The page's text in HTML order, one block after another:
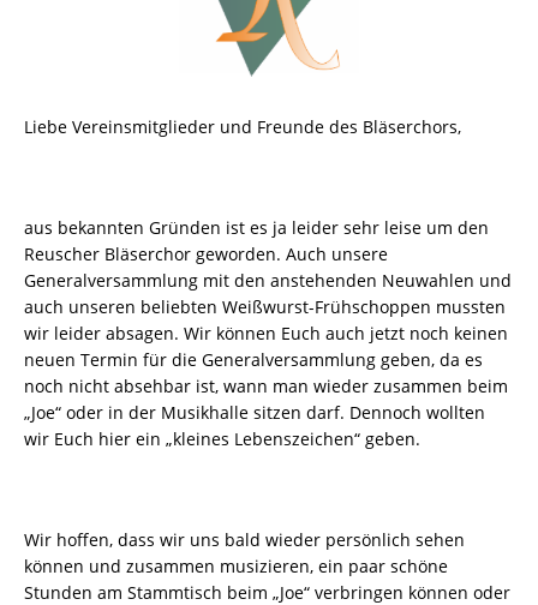
Liebe Vereinsmitglieder und Freunde des Bläserchors,
aus bekannten Gründen ist es ja leider sehr leise um den
Reuscher Bläserchor geworden. Auch unsere
Generalversammlung mit den anstehenden Neuwahlen und
auch unseren beliebten Weißwurst-Frühschoppen mussten
wir leider absagen. Wir können Euch auch jetzt noch keinen
neuen Termin für die Generalversammlung geben, da es
noch nicht absehbar ist, wann man wieder zusammen beim
„Joe“ oder in der Musikhalle sitzen darf. Dennoch wollten
wir Euch hier ein „kleines Lebenszeichen“ geben.
Wir hoffen, dass wir uns bald wieder persönlich sehen
können und zusammen musizieren, ein paar schöne
Stunden am Stammtisch beim „Joe“ verbringen können oder